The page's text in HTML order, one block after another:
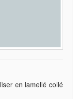
en lamellé collé